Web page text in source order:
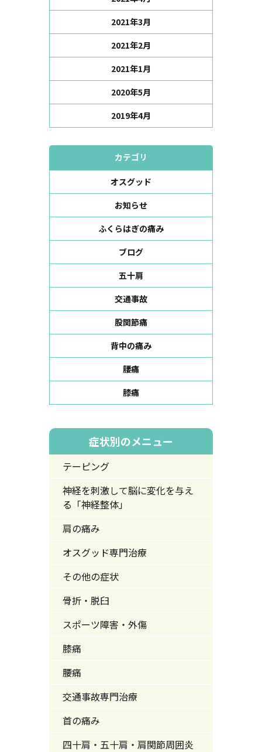
2021年3月
2021年2月
2021年1月
2020年5月
2019年4月
カテゴリ
オスグッド
お知らせ
ふくらはぎの痛み
ブログ
五十肩
交通事故
股関節痛
背中の痛み
腰痛
膝痛
症状別のメニュー
テーピング
神経を刺激して脳に変化を与え
る「神経整体」
肩の痛み
オスグッド専門治療
その他の症状
骨折・脱臼
スポーツ障害・外傷
膝痛
腰痛
交通事故専門治療
首の痛み
四十肩・五十肩・肩関節周囲炎